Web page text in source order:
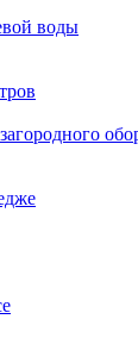
воды